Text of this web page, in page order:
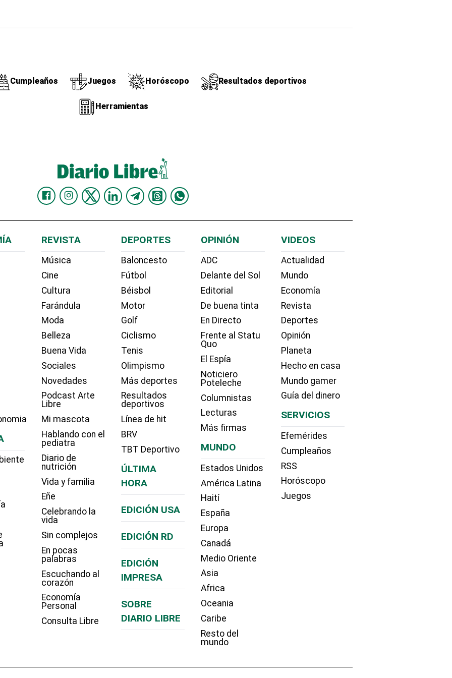
Cumpleaños Juegos Horóscopo Resultados deportivos
Herramientas
REVISTA
Música
Cine
Cultura
Farándula
Moda
Belleza
Buena Vida
Sociales
Novedades
Podcast Arte
Libre
Mi mascota
Hablando con el
pediatra
Diario de
nutrición
Vida y familia
Eñe
Celebrando la
vida
Sin complejos
En pocas
palabras
Escuchando al
corazón
Economía
Personal
Consulta Libre
DEPORTES
Baloncesto
Fútbol
Béisbol
Motor
Golf
Ciclismo
Tenis
Olimpismo
Más deportes
Resultados
deportivos
Línea de hit
BRV
TBT Deportivo
ÚLTIMA
HORA
EDICIÓN USA
EDICIÓN RD
EDICIÓN
IMPRESA
SOBRE
DIARIO LIBRE
OPINIÓN
ADC
Delante del Sol
Editorial
De buena tinta
En Directo
Frente al Statu
Quo
El Espía
Noticiero
Poteleche
Columnistas
Lecturas
Más firmas
MUNDO
Estados Unidos
América Latina
Haití
España
Europa
Canadá
Medio Oriente
Asia
Africa
Oceania
Caribe
Resto del
mundo
VIDEOS
Actualidad
Mundo
Economía
Revista
Deportes
Opinión
Planeta
Hecho en casa
Mundo gamer
Guía del dinero
SERVICIOS
Efemérides
Cumpleaños
RSS
Horóscopo
Juegos